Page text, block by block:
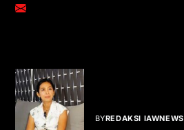
adm@iawnews.com
BYREDAKSI IAWNEWS